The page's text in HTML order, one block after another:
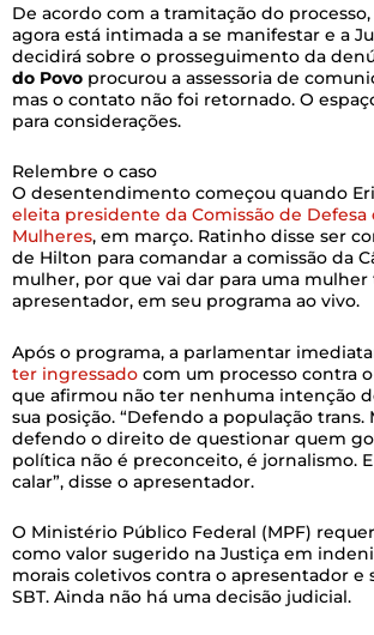
De acordo com a tramitação do
agora está intimada a se manifestar e a
decidirá sobre o prosseguimento da
do Povo procurou a assessoria de
mas o contato não foi retornado. O
para considerações.
Relembre o caso
O desentendimento começou quando
eleita presidente da Comissão de
Mulheres, em março. Ratinho disse ser
de Hilton para comandar a comissão da
mulher, por que vai dar para uma mulher
apresentador, em seu programa ao vivo.
Após o programa, a parlamentar
ter ingressado com um processo contra
que afirmou não ter nenhuma intenção
sua posição. “Defendo a população trans.
defendo o direito de questionar quem
política não é preconceito, é jornalismo.
calar”, disse o apresentador.
O Ministério Público Federal (MPF)
como valor sugerido na Justiça em
morais coletivos contra o apresentador e
SBT. Ainda não há uma decisão judicial.